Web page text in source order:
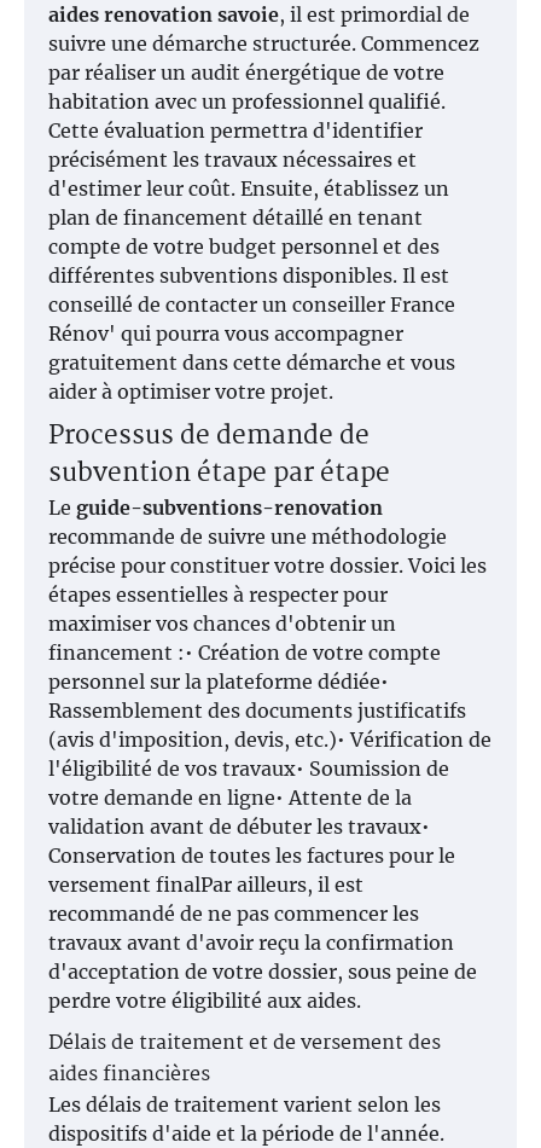
aides renovation savoie, il est primordial de
suivre une démarche structurée. Commencez
par réaliser un audit énergétique de votre
habitation avec un professionnel qualifié.
Cette évaluation permettra d'identifier
précisément les travaux nécessaires et
d'estimer leur coût. Ensuite, établissez un
plan de financement détaillé en tenant
compte de votre budget personnel et des
différentes subventions disponibles. Il est
conseillé de contacter un conseiller France
Rénov' qui pourra vous accompagner
gratuitement dans cette démarche et vous
aider à optimiser votre projet.
Processus de demande de
subvention étape par étape
Le guide-subventions-renovation
recommande de suivre une méthodologie
précise pour constituer votre dossier. Voici les
étapes essentielles à respecter pour
maximiser vos chances d'obtenir un
financement :• Création de votre compte
personnel sur la plateforme dédiée•
Rassemblement des documents justificatifs
(avis d'imposition, devis, etc.)• Vérification de
l'éligibilité de vos travaux• Soumission de
votre demande en ligne• Attente de la
validation avant de débuter les travaux•
Conservation de toutes les factures pour le
versement finalPar ailleurs, il est
recommandé de ne pas commencer les
travaux avant d'avoir reçu la confirmation
d'acceptation de votre dossier, sous peine de
perdre votre éligibilité aux aides.
Délais de traitement et de versement des
aides financières
Les délais de traitement varient selon les
dispositifs d'aide et la période de l'année.